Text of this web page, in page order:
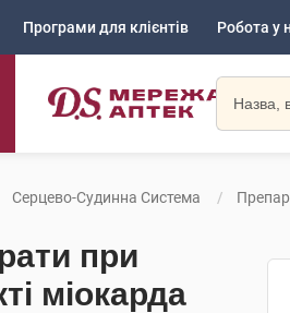
Програми для клієнтів Робота у
Серцево-Судинна Система
при
міокарда